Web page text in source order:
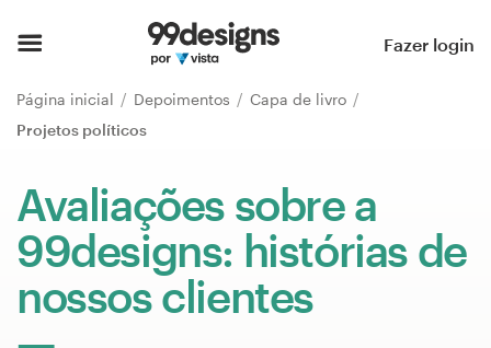
Fazer login
Página inicial Depoimentos
Capa de livro
Projetos políticos
Avaliações sobre a
99designs: histórias de
nossos clientes
Página inicial
Pesquisar categorias
Encontre um designer
Inspiração
99designs Pro